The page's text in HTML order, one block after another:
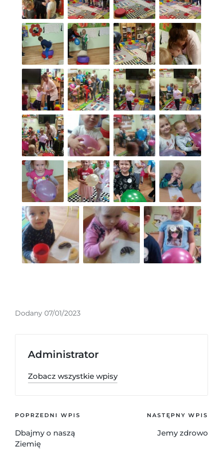
Dodany 07/01/2023
Administrator
Zobacz wszystkie wpisy
POPRZEDNI WPIS
Dbajmy o naszą
Ziemię
NASTĘPNY WPIS
Jemy zdrowo